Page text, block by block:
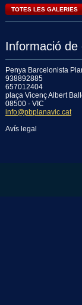
TOTES LES GALERIES
Informació de
Penya Barcelonista
938892885
657012404
plaça Vicenç Albert
08500 - VIC
info@pbplanavic.cat
Avís legal